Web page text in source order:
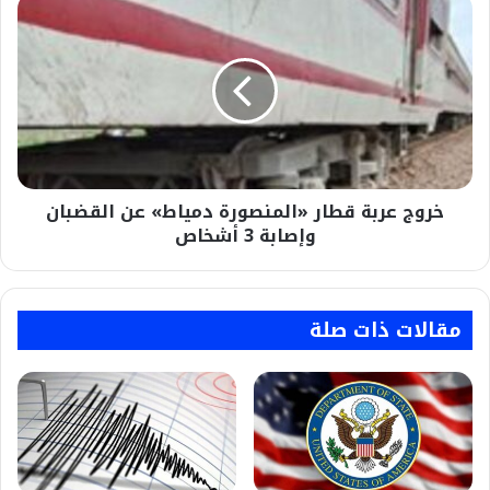
قطار
«المنصورة
دمياط»
عن
القضبان
وإصابة
3
أشخاصخروج عربة قطار «المنصورة دمياط» عن القضبان
وإصابة 3 أشخاص
مقالات ذات صلة